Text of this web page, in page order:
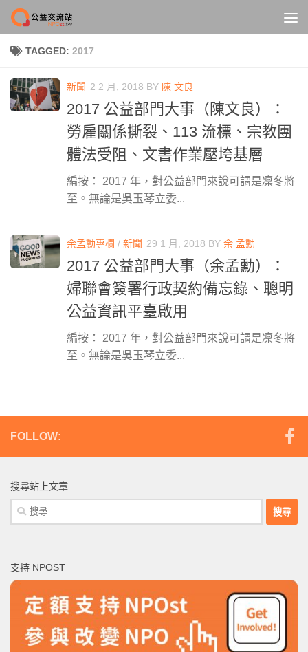
Skip to content
TAGGED: 2017
新聞 2 2 月, 2018 BY 陳 文良
2017 公益部門大事（陳文良）：
勞雇關係撕裂、113 流標、宗教團
體法受阻、文書作業壓垮基層
編按： 2017 年，對公益部門來說可謂是凜冬將
至。無論是吳玉琴立委...
余孟勳專欄 / 新聞 29 1 月, 2018 BY 余 孟勳
2017 公益部門大事（余孟勳）：
婦聯會簽署行政契約備忘錄、聰明
公益資訊平臺啟用
編按： 2017 年，對公益部門來說可謂是凜冬將
至。無論是吳玉琴立委...
FOLLOW:
搜尋站上文章
搜
尋
字:
支持 NPOST